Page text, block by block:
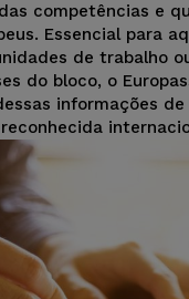
competências e
Essencial para
de trabalho
do bloco, o
informações